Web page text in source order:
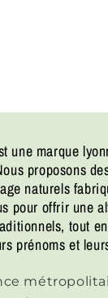
une marque
proposons
naturels
pour offrir une
tout
prénoms et